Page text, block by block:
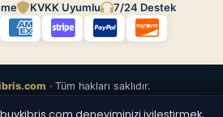
KVKK Uyumlu 7/24 Destek
· Tüm hakları saklıdır.
buykibris.com deneyiminizi iyileştirmek,